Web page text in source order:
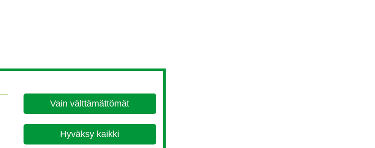
Vain välttämättömät
Hyväksy kaikki